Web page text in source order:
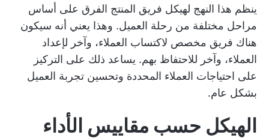
ينظم هذا النهج لهيكل فريق المنتج الفرق على أساس
مراحل مختلفة من رحلة العميل. وهذا يعني أنه سيكون
هناك فريق مخصص لاكتساب العملاء، وآخر لإعداد
العملاء، وآخر للاحتفاظ بهم. يساعد ذلك على التركيز
على احتياجات العملاء المحددة وتحسين تجربة العميل
بشكل عام.
الهيكل حسب مقاييس الأداء